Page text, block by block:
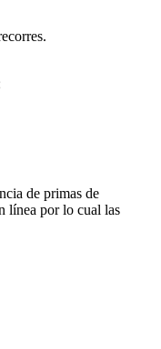
de primas de
línea por lo cual las